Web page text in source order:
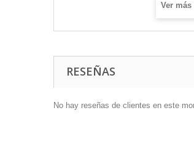
Ver más
RESEÑAS
No hay reseñas de clientes en este